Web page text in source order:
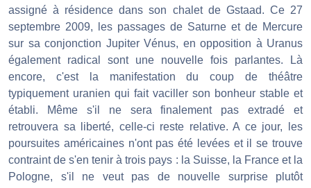
assigné à résidence dans son chalet de Gstaad. Ce 27
septembre 2009, les passages de Saturne et de Mercure
sur sa conjonction Jupiter Vénus, en opposition à Uranus
également radical sont une nouvelle fois parlantes. Là
encore, c'est la manifestation du coup de théâtre
typiquement uranien qui fait vaciller son bonheur stable et
établi. Même s'il ne sera finalement pas extradé et
retrouvera sa liberté, celle-ci reste relative. A ce jour, les
poursuites américaines n'ont pas été levées et il se trouve
contraint de s'en tenir à trois pays : la Suisse, la France et la
Pologne, s'il ne veut pas de nouvelle surprise plutôt